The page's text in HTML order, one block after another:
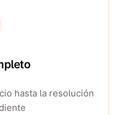
hasta la resolución